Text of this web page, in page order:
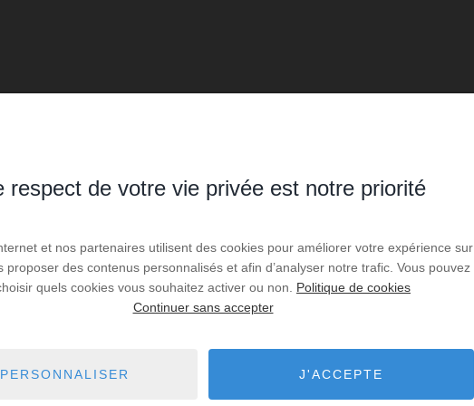
respect de votre vie privée est notre priorité
et nos partenaires utilisent des cookies pour améliorer votre expérience sur
proposer des contenus personnalisés et afin d’analyser notre trafic. Vous pouvez
quels cookies vous souhaitez activer ou non. Politique de cookies
Continuer sans accepter
PERSONNALISER J'ACCEPTE